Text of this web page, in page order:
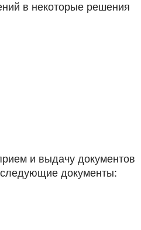
в некоторые решения
и выдачу документов
следующие документы: